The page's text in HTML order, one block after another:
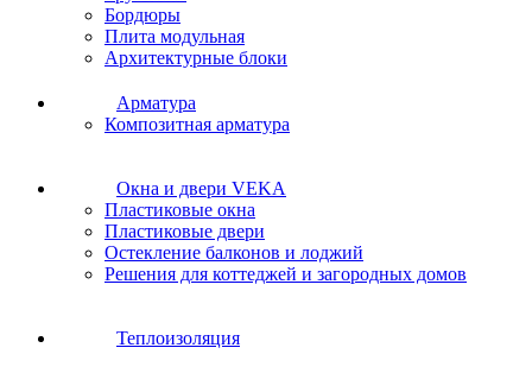
Бордюры
Плита модульная
Архитектурные блоки
Арматура
Композитная арматура
Окна и двери VEKA
Пластиковые окна
Пластиковые двери
Остекление балконов и лоджий
Решения для коттеджей и загородных домов
Теплоизоляция